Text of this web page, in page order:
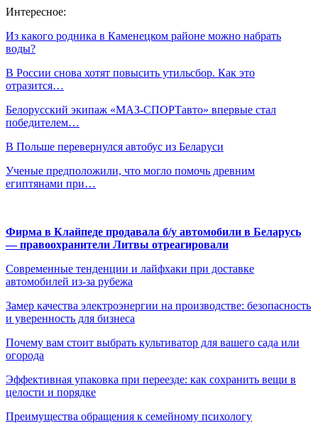
Интересное:
Из какого родника в Каменецком районе можно набрать
воды?
В России снова хотят повысить утильсбор. Как это
отразится…
Белорусский экипаж «МАЗ-СПОРТавто» впервые стал
победителем…
В Польше перевернулся автобус из Беларуси
Ученые предположили, что могло помочь древним
египтянами при…
Фирма в Клайпеде продавала б/у автомобили в Беларусь
— правоохранители Литвы отреагировали
Современные тенденции и лайфхаки при доставке
автомобилей из-за рубежа
Замер качества электроэнергии на производстве: безопасность
и уверенность для бизнеса
Почему вам стоит выбрать культиватор для вашего сада или
огорода
Эффективная упаковка при переезде: как сохранить вещи в
целости и порядке
Преимущества обращения к семейному психологу